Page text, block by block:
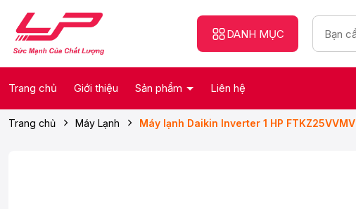
DANH MỤC
Trang chủ Giới thiệu Sản phẩm Liên hệ
Trang chủ Máy Lạnh Máy lạnh Daikin Inverter 1 HP FTKZ25VVMV